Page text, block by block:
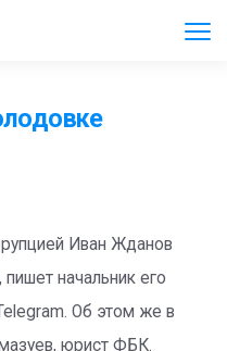
Иван Жданов
начальник его
Об этом же в
юрист ФБК.